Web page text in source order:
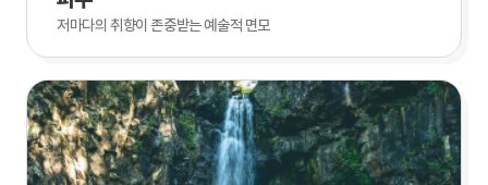
저마다의 취향이 존중받는 예술적 면모